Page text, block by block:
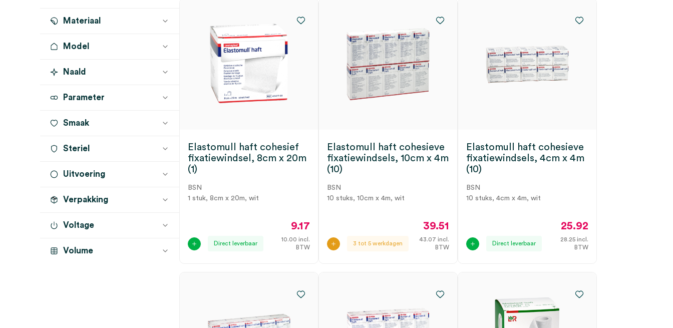
Materiaal
Model
Naald
Parameter
Smaak
Steriel
onsteriel (29)
Uitvoering
cohesief (29)
Verpakking
Voltage
Volume
Elastomull haft cohesief
fixatiewindsel, 8cm x 20m
(1)
BSN
1 stuk, 8cm x 20m, wit
Direct leverbaar
9.17
10.00 incl.
BTW
Elastomull haft cohesieve
fixatiewindsels, 10cm x 4m
(10)
BSN
10 stuks, 10cm x 4m, wit
3 tot 5 werkdagen
39.51
43.07 incl.
BTW
Elastomull haft cohesieve
fixatiewindsels, 4cm x 4m
(10)
BSN
10 stuks, 4cm x 4m, wit
Direct leverbaar
25.92
28.25 incl.
BTW